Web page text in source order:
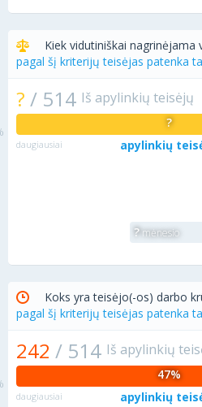
Kiek vidutiniškai nagrinėjama
pagal šį kriterijų teisėjas patenka
? / 514 Iš apylinkių teisėjų
?
daugiausiai apylinkių
? mėnesio
Koks yra teisėjo(-os) darbo
pagal šį kriterijų teisėjas patenka
242 / 514 Iš apylinkių
47%
daugiausiai apylinkių